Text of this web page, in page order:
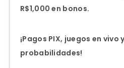
R$1,000 en bonos.
¡Pagos PIX, juegos en vivo
probabilidades!